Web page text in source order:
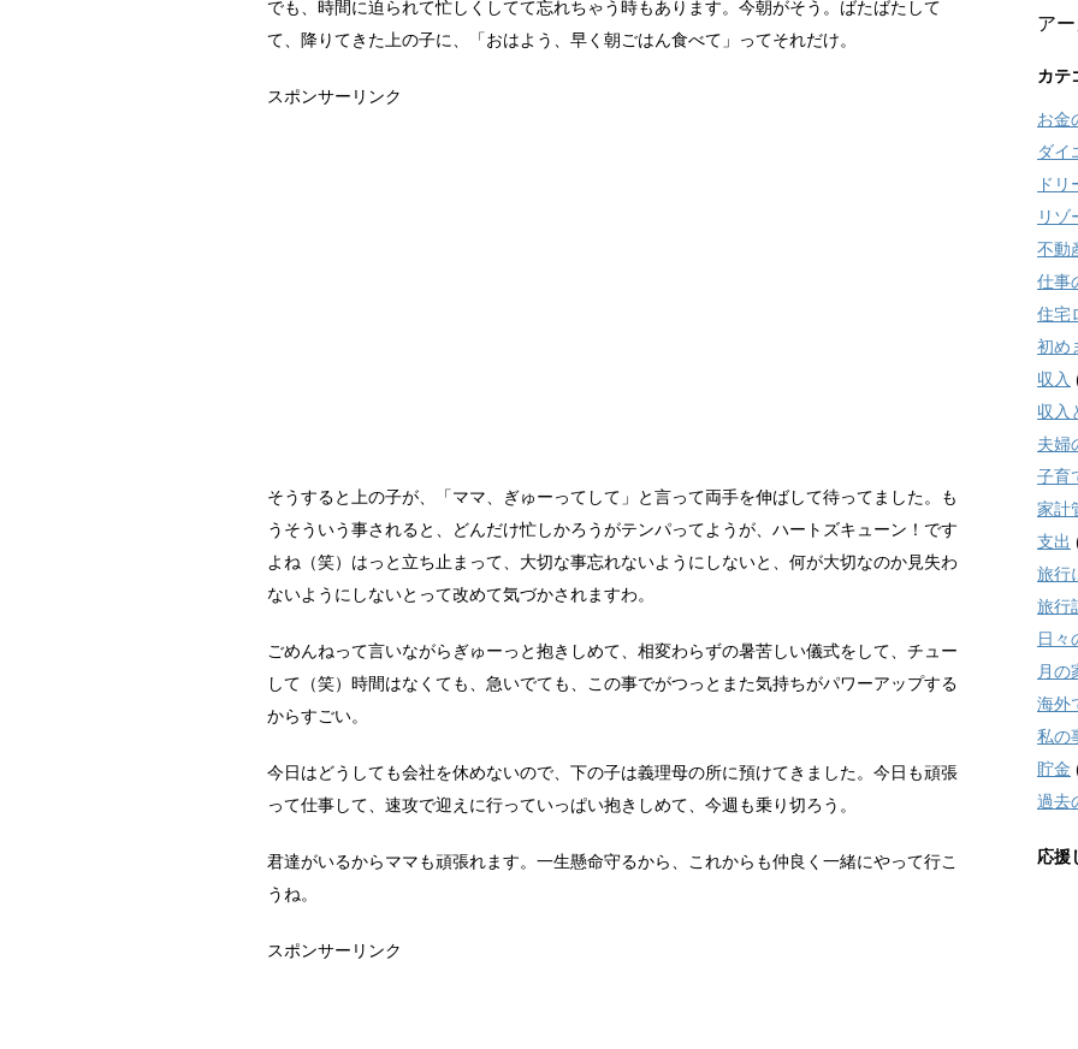
でも、時間に迫られて忙しくしてて忘れちゃう時もあります。今朝がそう。ばたばたして
て、降りてきた上の子に、「おはよう、早く朝ごはん食べて」ってそれだけ。
スポンサーリンク
そうすると上の子が、「ママ、ぎゅーってして」と言って両手を伸ばして待ってました。も
うそういう事されると、どんだけ忙しかろうがテンパってようが、ハートズキューン！です
よね（笑）はっと立ち止まって、大切な事忘れないようにしないと、何が大切なのか見失わ
ないようにしないとって改めて気づかされますわ。
ごめんねって言いながらぎゅーっと抱きしめて、相変わらずの暑苦しい儀式をして、チュー
して（笑）時間はなくても、急いでても、この事でがつっとまた気持ちがパワーアップする
からすごい。
今日はどうしても会社を休めないので、下の子は義理母の所に預けてきました。今日も頑張
って仕事して、速攻で迎えに行っていっぱい抱きしめて、今週も乗り切ろう。
君達がいるからママも頑張れます。一生懸命守るから、これからも仲良く一緒にやって行こ
うね。
スポンサーリンク
ア
カテ
お金
ダイ
ドリ
リゾ
不動
仕事
住宅
初め
収入
収入
夫婦
子育
家計
支出
旅行
旅行
日々
月の
海外
私の
貯金
過去
応援